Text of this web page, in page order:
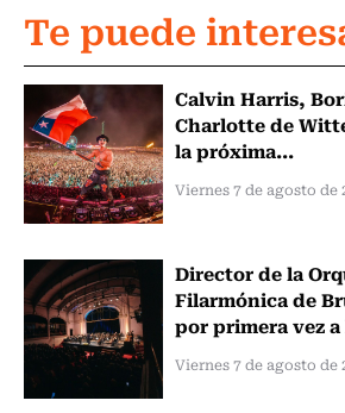
Te puede
Calvin Harris,
Charlotte de
la próxima...
Viernes 7 de agosto de
Director de la
Filarmónica de
por primera vez a
Viernes 7 de agosto de